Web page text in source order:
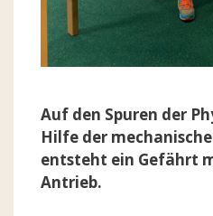
Auf den Spuren der
Hilfe der
entsteht ein Gefährt
Antrieb.